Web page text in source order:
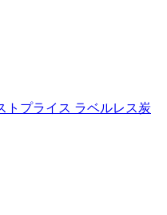
トプライス ラベルレス炭